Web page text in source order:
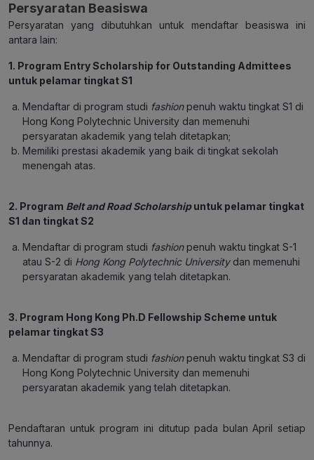
Persyaratan Beasiswa
Persyaratan yang dibutuhkan untuk mendaftar beasiswa ini
antara lain:
1. Program Entry Scholarship for Outstanding Admittees
untuk pelamar tingkat S1
Mendaftar di program studi fashion penuh waktu tingkat S1 di
Hong Kong Polytechnic University dan memenuhi
persyaratan akademik yang telah ditetapkan;
Memiliki prestasi akademik yang baik di tingkat sekolah
menengah atas.
2. Program Belt and Road Scholarshipuntuk pelamar tingkat
S1 dan tingkat S2
Mendaftar di program studi fashion penuh waktu tingkat S-1
atau S-2 di Hong Kong Polytechnic University dan memenuhi
persyaratan akademik yang telah ditetapkan.
3. Program Hong Kong Ph.D Fellowship Scheme untuk
pelamar tingkat S3
Mendaftar di program studi fashion penuh waktu tingkat S3 di
Hong Kong Polytechnic University dan memenuhi
persyaratan akademik yang telah ditetapkan.
Pendaftaran untuk program ini ditutup pada bulan April setiap
tahunnya.